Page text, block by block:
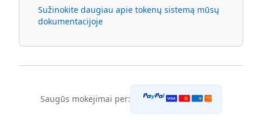
Sužinokite daugiau apie tokenų sistemą mūsų
dokumentacijoje
Saugūs mokėjimai per: VISA DISCOVER
NETWORK